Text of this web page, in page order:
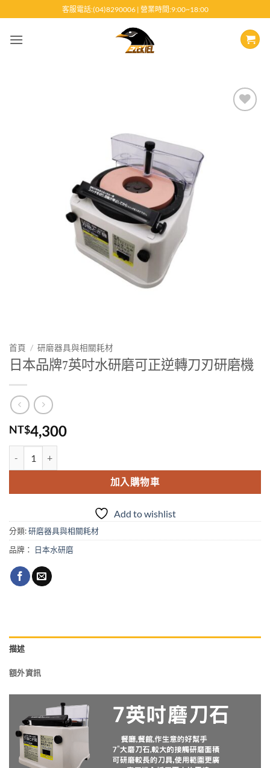
至
客服電話:(04)8290006 | 營業時間:9:00~18:00
首頁 / 研磨器具與相關耗材
日本品牌7英吋水研磨可正逆轉刀刃研磨機
NT$4,300
加入購物車
Add to wishlist
分類:研磨器具與相關耗材
品牌：
日本水研磨
描述
額外資訊